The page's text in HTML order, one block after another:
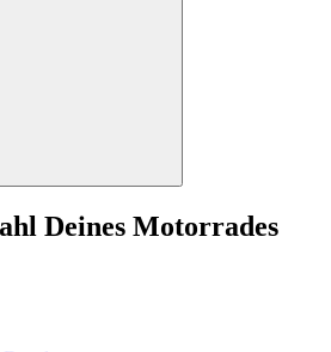
Deines Motorrades